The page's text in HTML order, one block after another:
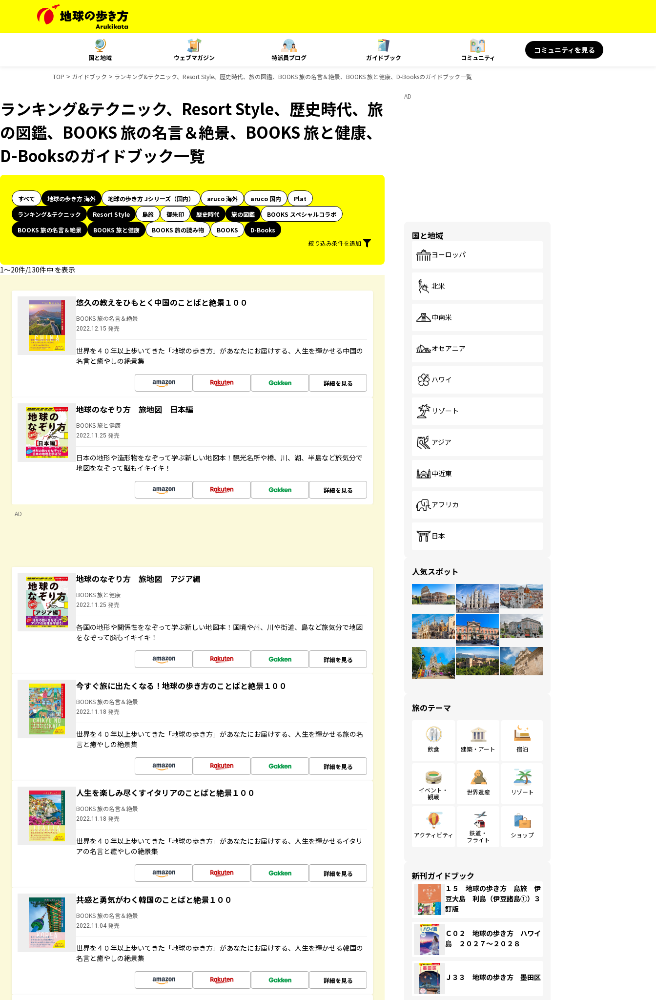
国と地域 ウェブマガジン 特派員ブログ ガイドブック コミュニティ
コミュニティを見る
TOP ガイドブック ランキング&テクニック、Resort Style、歴史時代、旅の図鑑、BOOKS 旅の名言＆絶景、BOOKS 旅と健康、D-Booksのガイドブック一覧
ランキング&テクニック、Resort Style、歴史時代、旅
の図鑑、BOOKS 旅の名言＆絶景、BOOKS 旅と健康、
D-Booksのガイドブック一覧
すべて 地球の歩き方 海外 地球の歩き方 Jシリーズ（国内） aruco 海外 aruco 国内
Plat
ランキング&テクニック
Resort Style 島旅 御朱印 歴史時代 旅の図鑑
BOOKS スペシャルコラボ
BOOKS 旅の名言＆絶景
BOOKS 旅と健康 BOOKS 旅の読み物 BOOKS
D-Books
絞り込み条件を追加
1〜20件/130件中 を表示
悠久の教えをひもとく中国のことばと絶景１００
BOOKS 旅の名言＆絶景
2022.12.15 発売
世界を４０年以上歩いてきた「地球の歩き方」があなたにお届けする、人生を輝かせる中国の
名言と癒やしの絶景集
詳細を見る
地球のなぞり方 旅地図 日本編
BOOKS 旅と健康
2022.11.25 発売
日本の地形や造形物をなぞって学ぶ新しい地図本！観光名所や橋、川、湖、半島など旅気分で
地図をなぞって脳もイキイキ！
詳細を見る
AD
地球のなぞり方 旅地図 アジア編
BOOKS 旅と健康
2022.11.25 発売
各国の地形や関係性をなぞって学ぶ新しい地図本！国境や州、川や街道、島など旅気分で地図
をなぞって脳もイキイキ！
詳細を見る
今すぐ旅に出たくなる！地球の歩き方のことばと絶景１００
BOOKS 旅の名言＆絶景
2022.11.18 発売
世界を４０年以上歩いてきた「地球の歩き方」があなたにお届けする、人生を輝かせる旅の名
言と癒やしの絶景集
詳細を見る
人生を楽しみ尽くすイタリアのことばと絶景１００
BOOKS 旅の名言＆絶景
2022.11.18 発売
世界を４０年以上歩いてきた「地球の歩き方」があなたにお届けする、人生を輝かせるイタリ
アの名言と癒やしの絶景集
詳細を見る
共感と勇気がわく韓国のことばと絶景１００
BOOKS 旅の名言＆絶景
2022.11.04 発売
世界を４０年以上歩いてきた「地球の歩き方」があなたにお届けする、人生を輝かせる韓国の
名言と癒やしの絶景集
詳細を見る
AD
国と地域
ヨーロッパ
北米
中南米
オセアニア
ハワイ
リゾート
アジア
中近東
アフリカ
日本
人気スポット
旅のテーマ
飲食 建築・アート 宿泊
イベント・
観戦
世界遺産 リゾート
アクティビティ
鉄道・
フライト
ショップ
新刊ガイドブック
１５ 地球の歩き方 島旅 伊
豆大島 利島（伊豆諸島①）３
訂版
Ｃ０２ 地球の歩き方 ハワイ
島 ２０２７～２０２８
Ｊ３３ 地球の歩き方 墨田区